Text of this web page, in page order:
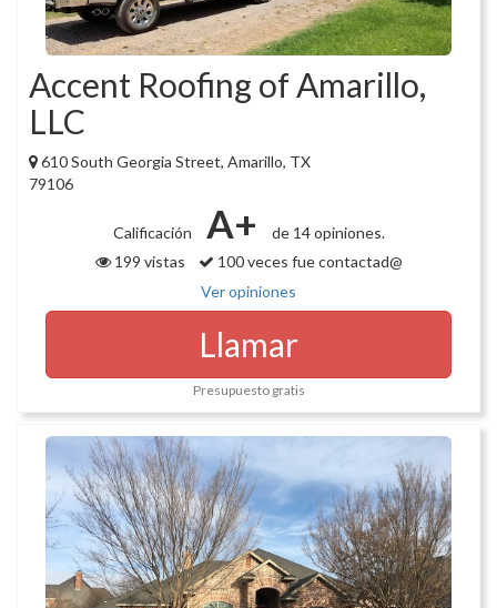
Accent Roofing of Amarillo,
LLC
610 South Georgia Street, Amarillo, TX
79106
Calificación A+
de 14 opiniones.
199 vistas
100 veces fue contactad@
Ver opiniones
Llamar
Presupuesto gratis